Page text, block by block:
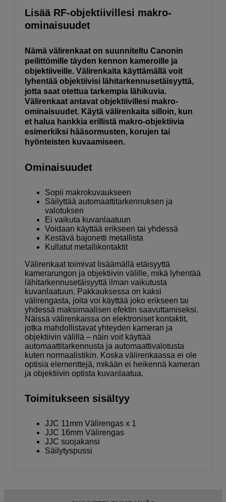
Lisää RF-objektiivillesi makro-
ominaisuudet
Nämä välirenkaat on suunniteltu Canonin
peilittömille täyden kennon kameroille ja
objektiiveille. Välirenkaita käyttämällä voit
lyhentää objektiivisi lähitarkennusetäisyyttä,
jotta saat otettua tarkempia lähikuvia.
Välirenkaat antavat objektiivillesi makro-
ominaisuudet. Käytä välirenkaita silloin, kun
et halua hankkia erillistä makro-objektiivia
esimerkiksi hääsormusten, korujen tai
hyönteisten kuvaamiseen.
Ominaisuudet
Sopii makrokuvaukseen
Säilyttää automaattitarkennuksen ja
valotuksen
Ei vaikuta kuvanlaatuun
Voidaan käyttää erikseen tai yhdessä
Kestävä bajonetti metallista
Kullatut metallikontaktit
Välirenkaat toimivat lisäämällä etäisyyttä
kamerarungon ja objektiivin välille, mikä lyhentää
lähitarkennusetäisyyttä ilman vaikutusta
kuvanlaatuun. Pakkauksessa on kaksi
välirengasta, joita voi käyttää joko erikseen tai
yhdessä maksimaalisen efektin saavuttamiseksi.
Näissä välirenkaissa on elektroniset kontaktit,
jotka mahdollistavat yhteyden kameran ja
objektiivin välillä – näin voit käyttää
automaattitarkennusta ja automaattivalotusta
kuten normaalistikin. Koska välirenkaassa ei ole
optisia elementtejä, mikään ei heikennä kameran
ja objektiivin optista kuvanlaatua.
Toimitukseen sisältyy
JJC 11mm Välirengas x 1
JJC 16mm Välirengas
JJC suojakansi
Säilytyspussi